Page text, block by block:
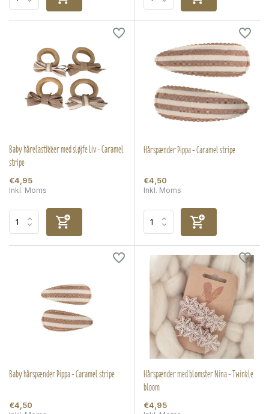
Baby hårelastikker med sløjfe Liv - Caramel
stripe
€4,95
Inkl. Moms
Hårspænder Pippa - Caramel stripe
€4,50
Inkl. Moms
Baby hårspænder Pippa - Caramel stripe
€4,50
Hårspænder med blomster Nina - Twinkle
bloom
€4,95